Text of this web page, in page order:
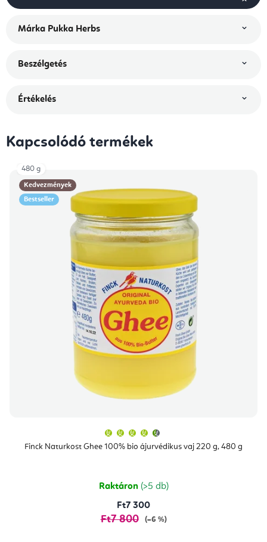
Márka Pukka Herbs
Beszélgetés
Értékelés
Kapcsolódó termékek
Kedvezmények
Bestseller
Finck Naturkost Ghee 100% bio ájurvédikus vaj 220 g, 480 g
átlagos
értékelése
csillag.
Raktáron (>5 db)
Ft7 300
Ft7 800 (–6 %)
480 g